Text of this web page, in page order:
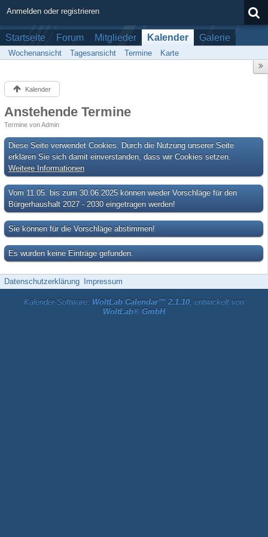
Anmelden oder registrieren
Startseite Forum Mitglieder Kalender Galerie
Wochenansicht Tagesansicht Termine Karte
Kalender
Anstehende Termine
Termine von Admin
Diese Seite verwendet Cookies. Durch die Nutzung unserer Seite
erklären Sie sich damit einverstanden, dass wir Cookies setzen.
Weitere Informationen
Vom 11.05. bis zum 30.06.2025 können wieder Vorschläge für den
Bürgerhaushalt 2027 - 2030 eingetragen werden!
Sie können für die Vorschläge abstimmen!
Es wurden keine Einträge gefunden.
Datenschutzerklärung Impressum
Kalender-Software: WoltLab Calendar™ 2.1.10, entwickelt von
WoltLab® GmbH